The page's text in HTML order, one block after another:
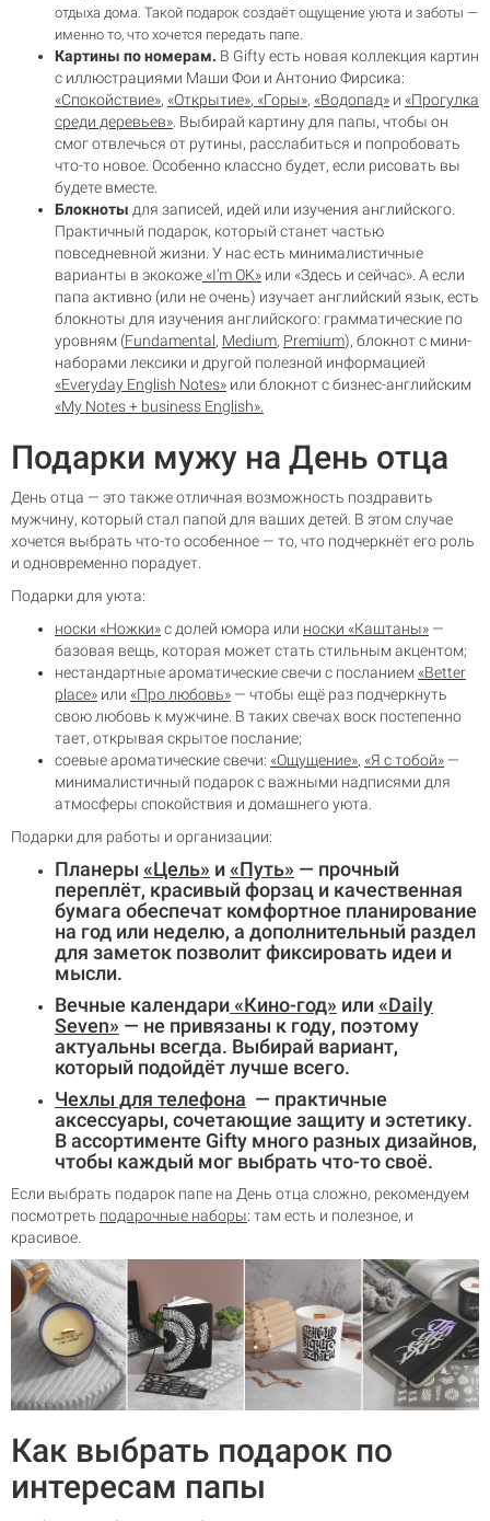
отдыха дома. Такой подарок создаёт ощущение уюта и заботы —
именно то, что хочется передать папе.
Картины по номерам. В Gifty есть новая коллекция картин
с иллюстрациями Маши Фои и Антонио Фирсика:
«Спокойствие», «Открытие», «Горы», «Водопад» и «Прогулка
среди деревьев» . Выбирай картину для папы, чтобы он
смог отвлечься от рутины, расслабиться и попробовать
что-то новое. Особенно классно будет, если рисовать вы
будете вместе.
Блокноты для записей, идей или изучения английского.
Практичный подарок, который станет частью
повседневной жизни. У нас есть минималистичные
варианты в экокоже «I’m OK» или «Здесь и сейчас» . А если
папа активно (или не очень) изучает английский язык, есть
блокноты для изучения английского: грамматические по
уровням (Fundamental, Medium, Premium), блокнот с мини-
наборами лексики и другой полезной информацией
«Everyday English Notes» или блокнот с бизнес-английским
«My Notes + business English».
Подарки мужу на День отца
День отца — это также отличная возможность поздравить
мужчину, который стал папой для ваших детей. В этом случае
хочется выбрать что-то особенное — то, что подчеркнёт его роль
и одновременно порадует.
Подарки для уюта:
носки «Ножки»с долей юмора или носки «Каштаны» —
базовая вещь, которая может стать стильным акцентом;
нестандартные ароматические свечи с посланием «Better
place» или «Про любовь» — чтобы ещё раз подчеркнуть
свою любовь к мужчине. В таких свечах воск постепенно
тает, открывая скрытое послание;
соевые ароматические свечи: «Ощущение», «Я с тобой» —
минималистичный подарок с важными надписями для
атмосферы спокойствия и домашнего уюта.
Подарки для работы и организации:
Планеры «Цель» и «Путь» — прочный
переплёт, красивый форзац и качественная
бумага обеспечат комфортное планирование
на год или неделю, а дополнительный раздел
для заметок позволит фиксировать идеи и
мысли.
Вечные календари «Кино-год» или «Daily
Seven» — не привязаны к году, поэтому
актуальны всегда. Выбирай вариант,
который подойдёт лучше всего.
Чехлы для телефона — практичные
аксессуары, сочетающие защиту и эстетику.
В ассортименте Gifty много разных дизайнов,
чтобы каждый мог выбрать что-то своё.
Если выбрать подарок папе на День отца сложно, рекомендуем
посмотреть подарочные наборы: там есть и полезное, и
красивое.
Как выбрать подарок по
интересам папы